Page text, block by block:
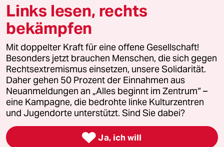
© 2026 taz Verlags und Vertriebs GmbH
Alle Rechte vorbehalten. Bei rechtlichen Fragen oder für Genehmigungen
wenden Sie sich bitte an
lizenzen@taz.de
Feedback Redaktionsstatut Kommune-Richtlinien
Leitlinie Informant Datenschutz Impressum AGB
Seitenwende Einwilligungen widerrufen (Ads)
Links lesen, rechts
bekämpfen
Mit doppelter Kraft für eine offene Gesellschaft!
Besonders jetzt brauchen Menschen, die sich gegen
Rechtsextremismus einsetzen, unsere Solidarität.
Daher gehen 50 Prozent der Einnahmen aus
Neuanmeldungen an „Alles beginnt im Zentrum“ –
eine Kampagne, die bedrohte linke Kulturzentren
und Jugendorte unterstützt. Sind Sie dabei?
 Ja, ich will